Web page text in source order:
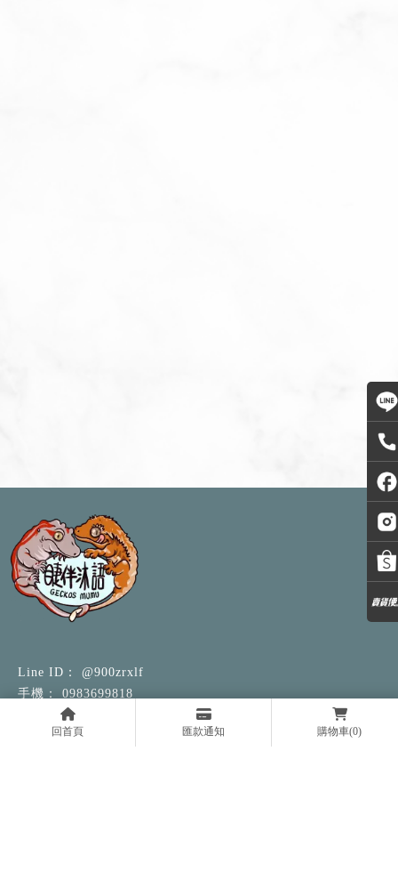
回首頁 匯款通知 購物車(0)
@900zrxlf
0983699818
94442084
geckosmumu@gmail.com